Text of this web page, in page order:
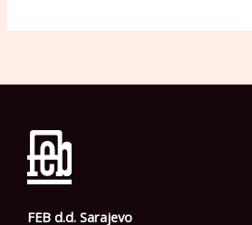
FEB d.d. Sarajevo